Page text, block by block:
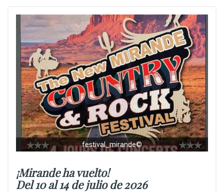
festival_mirande©
¡Mirande ha vuelto!
Del 10 al 14 de julio de 2026